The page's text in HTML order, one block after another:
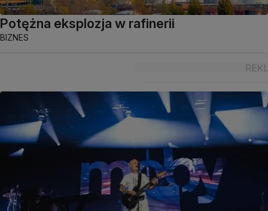
Potężna eksplozja w rafinerii
BIZNES